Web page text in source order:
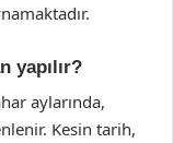
yapılır?
aylarında,
Kesin tarih,